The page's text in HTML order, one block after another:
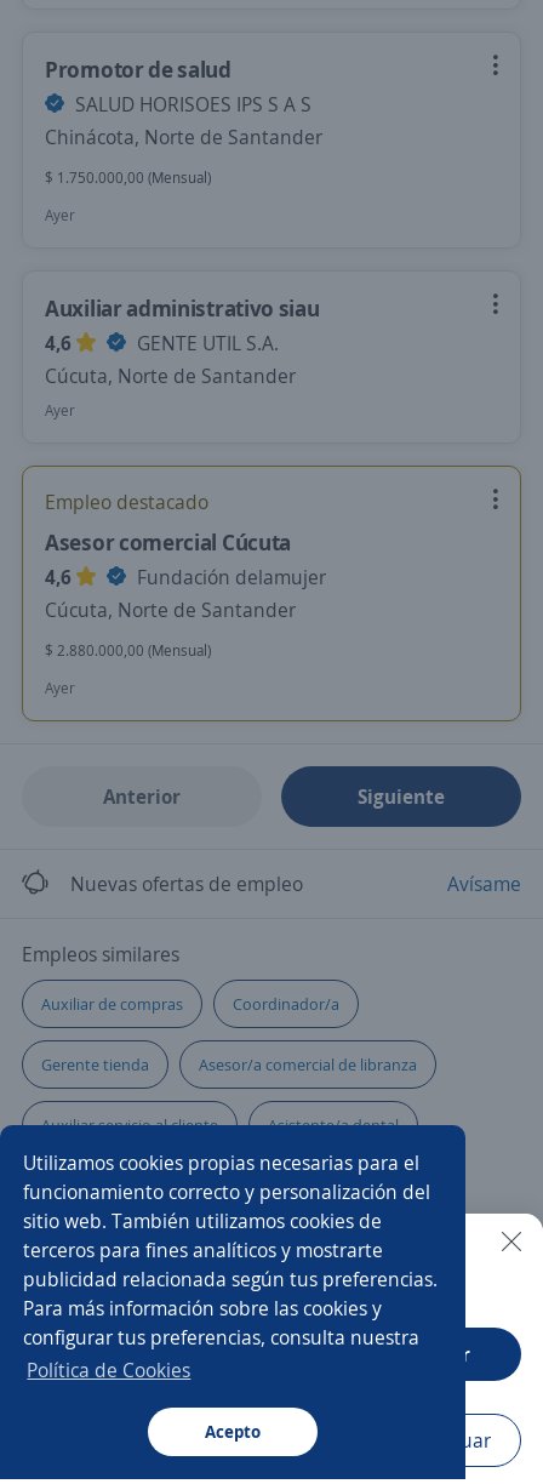
Utilizamos cookies propias necesarias para el
funcionamiento correcto y personalización del
sitio web. También utilizamos cookies de
terceros para fines analíticos y mostrarte
publicidad relacionada según tus preferencias.
Para más información sobre las cookies y
configurar tus preferencias, consulta nuestra
Política de Cookies
Acepto
Buscar Aplicaciones Avisos Favoritos
Promotor de salud
SALUD HORISOES IPS S A S
Chinácota, Norte de Santander
$ 1.750.000,00 (Mensual)
Ayer
Auxiliar administrativo siau
4,6
GENTE UTIL S.A.
Cúcuta, Norte de Santander
Ayer
Empleo destacado
Asesor comercial Cúcuta
4,6
Fundación delamujer
Cúcuta, Norte de Santander
$ 2.880.000,00 (Mensual)
Ayer
Anterior Siguiente
Nuevas ofertas de empleo Avísame
Empleos similares
Auxiliar de compras Coordinador/a
Gerente tienda Asesor/a comercial de libranza
Auxiliar servicio al cliente Asistente/a dental
Asesor/a comercial de tecnología Soporte técnico
Asesor/a de servicio Auxiliar contable
Vendedor/a punto de venta Representante en ventas
Técnico electrónica
Representante de servicio al cliente
Buscar es más fácil en la app
CT App Abrir
Navegador Continuar